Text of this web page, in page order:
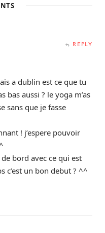
REPLY
a dublin est ce que tu
bas aussi ? le yoga m’as
sans que je fasse
! j’espere pouvoir
bord avec ce qui est
c’est un bon debut ? ^^